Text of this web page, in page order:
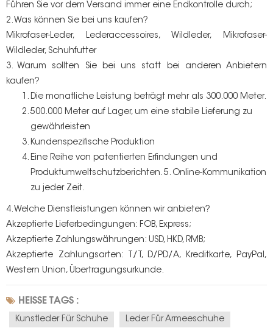
Führen Sie vor dem Versand immer eine Endkontrolle durch;
2. Was können Sie bei uns kaufen?
Mikrofaser-Leder, Lederaccessoires, Wildleder, Mikrofaser-
Wildleder, Schuhfutter
3. Warum sollten Sie bei uns statt bei anderen Anbietern
kaufen?
Die monatliche Leistung beträgt mehr als 300.000 Meter.
500.000 Meter auf Lager, um eine stabile Lieferung zu
gewährleisten
Kundenspezifische Produktion
Eine Reihe von patentierten Erfindungen und
Produktumweltschutzberichten. 5. Online-Kommunikation
zu jeder Zeit.
4. Welche Dienstleistungen können wir anbieten?
Akzeptierte Lieferbedingungen: FOB, Express;
Akzeptierte Zahlungswährungen: USD, HKD, RMB;
Akzeptierte Zahlungsarten: T/T, D/PD/A, Kreditkarte, PayPal,
Western Union, Übertragungsurkunde.
HEISSE TAGS :
Kunstleder Für Schuhe Leder Für Armeeschuhe